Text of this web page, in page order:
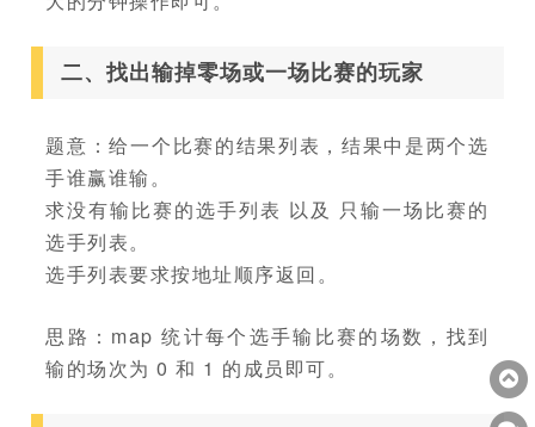
二、找出输掉零场或一场比赛的玩家
题意：给一个比赛的结果列表，结果中是两个选
手谁赢谁输。
求没有输比赛的选手列表 以及 只输一场比赛的
选手列表。
选手列表要求按地址顺序返回。
思路：map 统计每个选手输比赛的场数，找到
输的场次为 0 和 1 的成员即可。